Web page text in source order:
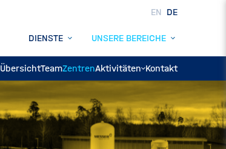
DIENSTE UNSERE BEREICHE
EN DE
ÜbersichtTeamZentrenAktivitäten Kontakt